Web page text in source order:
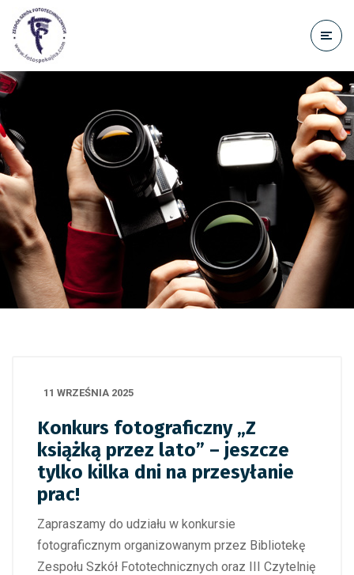
treści
11 WRZEŚNIA 2025
Konkurs fotograficzny „Z
książką przez lato” – jeszcze
tylko kilka dni na przesyłanie
prac!
Zapraszamy do udziału w konkursie
fotograficznym organizowanym przez Bibliotekę
Zespołu Szkół Fototechnicznych oraz III Czytelnię